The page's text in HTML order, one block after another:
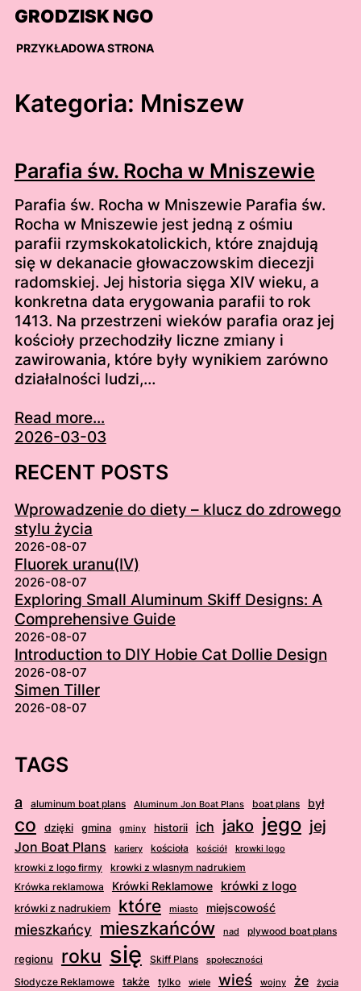
Skip
content
GRODZISK NGO
PRZYKŁADOWA STRONA
Kategoria: Mniszew
Parafia św. Rocha w Mniszewie
Parafia św. Rocha w Mniszewie Parafia św.
Rocha w Mniszewie jest jedną z ośmiu
parafii rzymskokatolickich, które znajdują
się w dekanacie głowaczowskim diecezji
radomskiej. Jej historia sięga XIV wieku, a
konkretna data erygowania parafii to rok
1413. Na przestrzeni wieków parafia oraz jej
kościoły przechodziły liczne zmiany i
zawirowania, które były wynikiem zarówno
działalności ludzi,…
Read more...
2026-03-03
RECENT POSTS
Wprowadzenie do diety – klucz do zdrowego
stylu życia
2026-08-07
Fluorek uranu(IV)
2026-08-07
Exploring Small Aluminum Skiff Designs: A
Comprehensive Guide
2026-08-07
Introduction to DIY Hobie Cat Dollie Design
2026-08-07
Simen Tiller
2026-08-07
TAGS
a aluminum boat plans Aluminum Jon Boat Plans boat plans był
co dzięki gmina gminy historii ich jako jego jej
Jon Boat Plans kariery kościoła kościół krowki logo
krowki z logo firmy
krowki z wlasnym nadrukiem
Krówka reklamowa
Krówki Reklamowe krówki z logo
krówki z nadrukiem które miasto miejscowość
mieszkańcy mieszkańców nad plywood boat plans
regionu roku się Skiff Plans społeczności
Słodycze Reklamowe także tylko wiele wieś wojny że życia